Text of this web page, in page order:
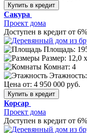
Купить в кредит
Сакура
Проект дома
Доступен в кредит от 6%
Площадь:
Размер: 12,0
Комнат: 4
Цена от: 4 950 000 руб.
Купить в кредит
Корсар
Проект дома
Доступен в кредит от 6%